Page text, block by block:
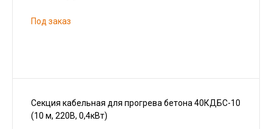
Под заказ
Секция кабельная для прогрева бетона 40КДБС-10
(10 м, 220В, 0,4кВт)